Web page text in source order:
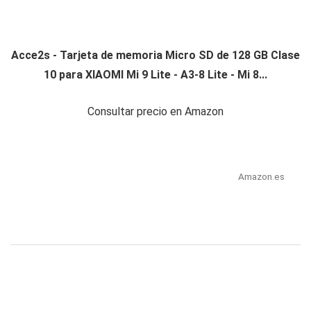
Acce2s - Tarjeta de memoria Micro SD de 128 GB Clase
10 para XIAOMI Mi 9 Lite - A3-8 Lite - Mi 8...
Consultar precio en Amazon
Amazon.es